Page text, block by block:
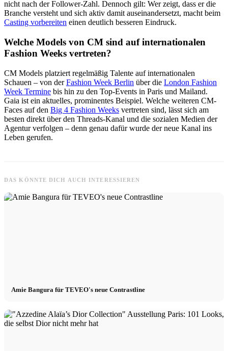
nicht nach der Follower-Zahl. Dennoch gilt: Wer zeigt, dass er die
Branche versteht und sich aktiv damit auseinandersetzt, macht beim
Casting vorbereiten einen deutlich besseren Eindruck.
Welche Models von CM sind auf internationalen
Fashion Weeks vertreten?
CM Models platziert regelmäßig Talente auf internationalen
Schauen – von derFashion Week Berlin über die London Fashion
Week Termine bis hin zu den Top-Events in Paris und Mailand.
Gaia ist ein aktuelles, prominentes Beispiel. Welche weiteren CM-
Faces auf den Big 4 Fashion Weeks vertreten sind, lässt sich am
besten direkt über den Threads-Kanal und die sozialen Medien der
Agentur verfolgen – denn genau dafür wurde der neue Kanal ins
Leben gerufen.
DAS KÖNNTE DICH AUCH INTERESSIEREN
Amie Bangura für TEVEO's neue Contrastline